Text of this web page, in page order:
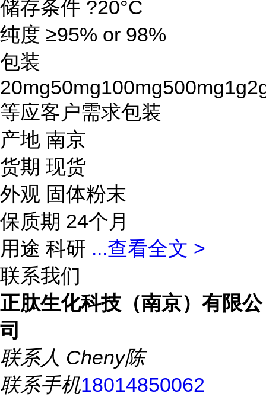
储存条件 ?20°C
纯度 ≥95% or 98%
包装
等应客户需求包装
产地 南京
货期 现货
外观 固体粉末
保质期 24个月
用途 科研 ...查看全文 >
联系我们
正肽生化科技（南京）有限公
司
联系人 Cheny陈
联系手机18014850062